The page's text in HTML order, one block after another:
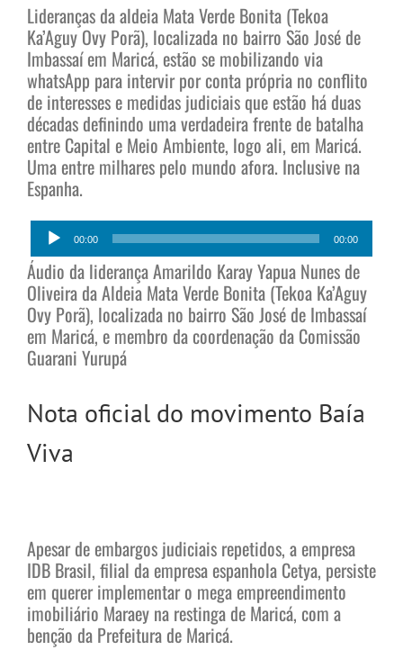
Lideranças da aldeia Mata Verde Bonita (Tekoa
Ka’Aguy Ovy Porã), localizada no bairro São José de
Imbassaí em Maricá, estão se mobilizando via
whatsApp para intervir por conta própria no conflito
de interesses e medidas judiciais que estão há duas
décadas definindo uma verdadeira frente de batalha
entre Capital e Meio Ambiente, logo ali, em Maricá.
Uma entre milhares pelo mundo afora. Inclusive na
Espanha.
Tocador
áudio
00:00 00:00
Áudio da liderança Amarildo Karay Yapua Nunes de
Oliveira da Aldeia Mata Verde Bonita (Tekoa Ka’Aguy
Ovy Porã), localizada no bairro São José de Imbassaí
em Maricá, e membro da coordenação da Comissão
Guarani Yurupá
Nota oficial do movimento Baía
Viva
Apesar de embargos judiciais repetidos, a empresa
IDB Brasil, filial da empresa espanhola Cetya, persiste
em querer implementar o mega empreendimento
imobiliário Maraey na restinga de Maricá, com a
benção da Prefeitura de Maricá.